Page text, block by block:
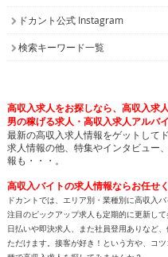
ドカント公式 Instagram
検索キーワード一覧
高収入求人をお探しなら、高収入求
男の稼げる求人・高収入求人アルバ
最新の高収入求人情報をゲットして
求人情報の他、特集やインタビュー
報も・・・。
高収入バイトの求人情報ならお任せ
ドカントでは、エリア別・業種別に高収入
注目のピックアップ求人も定期的に更新し
日払いや即決求人、また社員登用ありなど
ただけます。接客が好き！という方や、コ